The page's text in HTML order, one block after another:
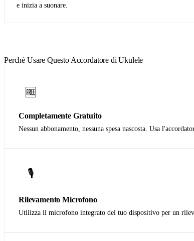
e inizia a suonare.
Perché Usare Questo Accordatore di Ukulele
🆓
Completamente Gratuito
Nessun abbonamento, nessuna spesa nascosta. Usa
🎙️
Rilevamento Microfono
Utilizza il microfono integrato del tuo dispositivo per un